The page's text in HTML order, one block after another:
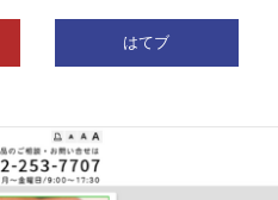
はてブ